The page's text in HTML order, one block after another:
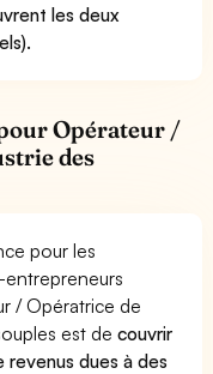
les deux
Opérateur /
des
pour les
/ Opératrice de
est decouvrir
dues à des